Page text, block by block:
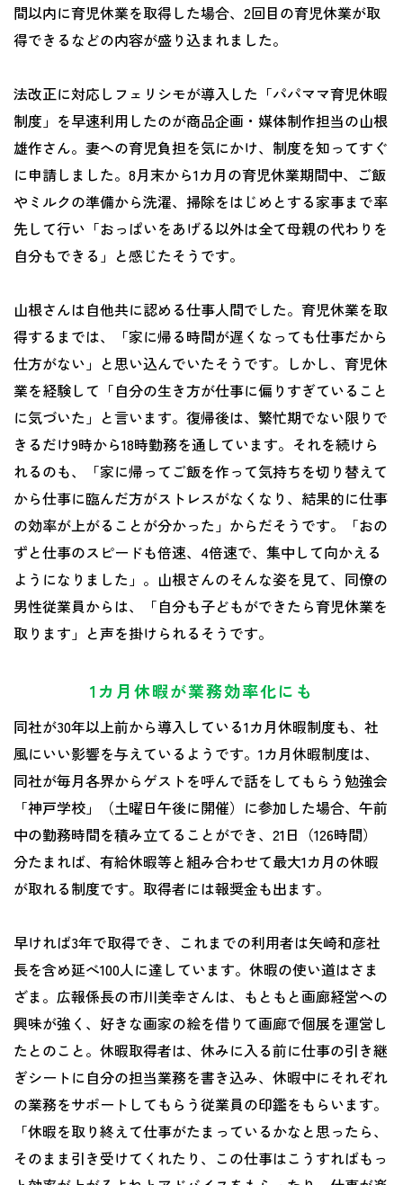
間以内に育児休業を取得した場合、2回目の育児休業が取
得できるなどの内容が盛り込まれました。
法改正に対応しフェリシモが導入した「パパママ育児休暇
制度」を早速利用したのが商品企画・媒体制作担当の山根
雄作さん。妻への育児負担を気にかけ、制度を知ってすぐ
に申請しました。8月末から1カ月の育児休業期間中、ご飯
やミルクの準備から洗濯、掃除をはじめとする家事まで率
先して行い「おっぱいをあげる以外は全て母親の代わりを
自分もできる」と感じたそうです。
山根さんは自他共に認める仕事人間でした。育児休業を取
得するまでは、「家に帰る時間が遅くなっても仕事だから
仕方がない」と思い込んでいたそうです。しかし、育児休
業を経験して「自分の生き方が仕事に偏りすぎていること
に気づいた」と言います。復帰後は、繁忙期でない限りで
きるだけ9時から18時勤務を通しています。それを続けら
れるのも、「家に帰ってご飯を作って気持ちを切り替えて
から仕事に臨んだ方がストレスがなくなり、結果的に仕事
の効率が上がることが分かった」からだそうです。「おの
ずと仕事のスピードも倍速、4倍速で、集中して向かえる
ようになりました」。山根さんのそんな姿を見て、同僚の
男性従業員からは、「自分も子どもができたら育児休業を
取ります」と声を掛けられるそうです。
1カ月休暇が業務効率化にも
同社が30年以上前から導入している1カ月休暇制度も、社
風にいい影響を与えているようです。1カ月休暇制度は、
同社が毎月各界からゲストを呼んで話をしてもらう勉強会
「神戸学校」（土曜日午後に開催）に参加した場合、午前
中の勤務時間を積み立てることができ、21日（126時間）
分たまれば、有給休暇等と組み合わせて最大1カ月の休暇
が取れる制度です。取得者には報奨金も出ます。
早ければ3年で取得でき、これまでの利用者は矢崎和彦社
長を含め延べ100人に達しています。休暇の使い道はさま
ざま。広報係長の市川美幸さんは、もともと画廊経営への
興味が強く、好きな画家の絵を借りて画廊で個展を運営し
たとのこと。休暇取得者は、休みに入る前に仕事の引き継
ぎシートに自分の担当業務を書き込み、休暇中にそれぞれ
の業務をサポートしてもらう従業員の印鑑をもらいます。
「休暇を取り終えて仕事がたまっているかなと思ったら、
そのまま引き受けてくれたり、この仕事はこうすればもっ